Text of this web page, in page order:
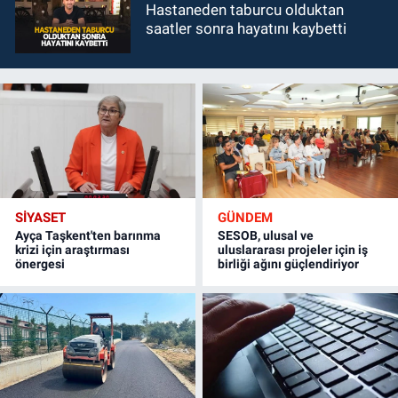
Hastaneden taburcu olduktan
saatler sonra hayatını kaybetti
SİYASET
Ayça Taşkent'ten barınma
krizi için araştırması
önergesi
GÜNDEM
SESOB, ulusal ve
uluslararası projeler için iş
birliği ağını güçlendiriyor